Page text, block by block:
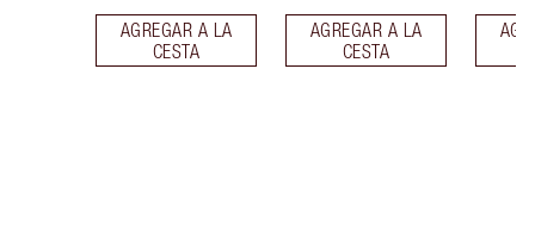
AGREGAR A LA
CESTA
AGREGAR A LA
CESTA